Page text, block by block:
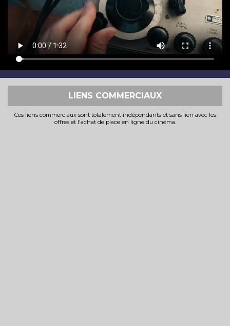
LIENS COMMERCIAUX
Ces liens commerciaux sont totalement indépendants et sans lien avec les
offres et l'achat de place en ligne du cinéma.